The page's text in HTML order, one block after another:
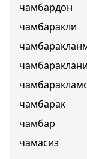
чамбардон
чамбаракли
чамбарак
чамбар
чамасиз